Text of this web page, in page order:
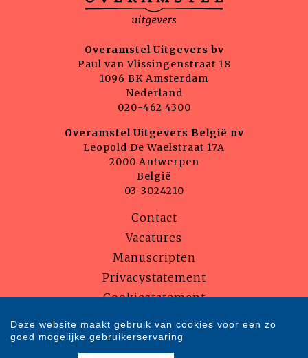
Overamstel Uitgevers bv
Paul van Vlissingenstraat 18
1096 BK Amsterdam
Nederland
020-462 4300
Overamstel Uitgevers België nv
Leopold De Waelstraat 17A
2000 Antwerpen
België
03-3024210
Contact
Vacatures
Manuscripten
Privacystatement
Cookiestatement
Cookie-instellingen
Deze website maakt gebruik van cookies voor een zo
goed mogelijke gebruikerservaring